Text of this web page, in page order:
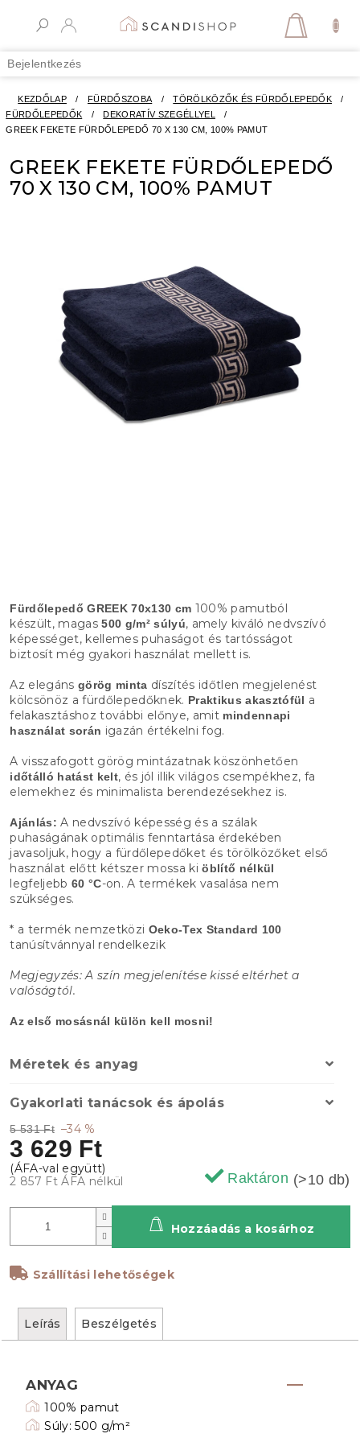
Bejelentkezés
KOSÁR
KEZDŐLAP / FÜRDŐSZOBA / TÖRÖLKÖZŐK ÉS FÜRDŐLEPEDŐK
/
FÜRDŐLEPEDŐK
/ DEKORATÍV SZEGÉLLYEL
/
GREEK FEKETE FÜRDŐLEPEDŐ 70 X 130 CM, 100% PAMUT
GREEK FEKETE FÜRDŐLEPEDŐ
70 X 130 CM, 100% PAMUT
5 531 Ft –34 %
3 629 Ft
2 857 Ft ÁFA nélkül Raktáron (>10 db)
Szállítási lehetőségek
Hozzáadás a kosárhoz
Fürdőlepedő GREEK 70x130 cm 100% pamutból
készült, magas500 g/m² súlyú, amely kiváló nedvszívó
képességet, kellemes puhaságot és tartósságot
biztosít még gyakori használat mellett is.
Az elegáns görög minta díszítés időtlen megjelenést
kölcsönöz a fürdőlepedőknek. Praktikus akasztófül a
felakasztáshoz további előnye, amit mindennapi
használat során igazán értékelni fog.
A visszafogott görög mintázatnak köszönhetően
időtálló hatást kelt, és jól illik világos csempékhez, fa
elemekhez és minimalista berendezésekhez is.
Ajánlás: A nedvszívó képesség és a szálak
puhaságának optimális fenntartása érdekében
javasoljuk, hogy a fürdőlepedőket és törölközőket első
használat előtt kétszer mossa kiöblítő nélkül
legfeljebb 60 °C-on. A termékek vasalása nem
szükséges.
* a termék nemzetközi Oeko-Tex Standard 100
tanúsítvánnyal rendelkezik
Megjegyzés: A szín megjelenítése kissé eltérhet a
valóságtól.
Az első mosásnál külön kell mosni!
Méretek és anyag
Gyakorlati tanácsok és ápolás
Leírás Beszélgetés
ANYAG
100% pamut
Súly: 500 g/m²